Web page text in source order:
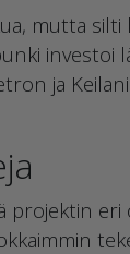
mutta silti
investoi
ja
projektin eri